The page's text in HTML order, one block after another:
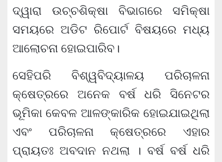
ଦ୍ୱାରା ଉଚ୍ଚଶିକ୍ଷା ବିଭାଗରେ ସମିକ୍ଷା
ସମୟରେ ଅଡିଟ ରିପୋର୍ଟ ବିଷୟରେ ମଧ୍ୟ
ଆଲୋଚନା ହୋଇପାରିବ।
ସେହିପରି ବିଶ୍ୱବିଦ୍ୟାଳୟ ପରିଚାଳନା
କ୍ଷେତ୍ରରେ ଅନେକ ବର୍ଷ ଧରି ସିନେଟର
ଭୂମିକା କେବଳ ଆଳଙ୍କାରିକ ହୋଇଯାଇଥିଲା
ଏବଂ ପରିଚାଳନା କ୍ଷେତ୍ରରେ ଏହାର
ପ୍ରାୟତଃ ଅବଦାନ ନଥଲା । ବର୍ଷ ବର୍ଷ ଧରି